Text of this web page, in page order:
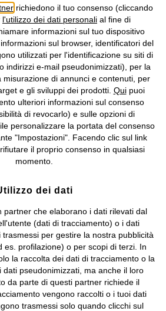
di vendita Accessibilità
e cookie Gestione dei cookie
legali Diritto di recesso
Tutti i diritti riservati.
unico, sede legale: via Adua 33 - 13855
- P.I. 01939830020, Reg. Imprese di
R.E.A. BI - 171345, N. Reg. Pile:
Reg. AEE: IT08020000002105 Capitale
Società soggetta all'attività di direzione
Beteiligungs -Verwaltungsgesellschaft
mbH.
richiedono il tuo consenso (cliccando
l'utilizzo dei dati personali al fine di
informazioni sul tuo dispositivo
sul browser, identificatori del
utilizzati per l'identificazione su siti di
indirizzi e-mail pseudonimizzati), per la
misurazione di annunci e contenuti, per
e gli sviluppi dei prodotti. Quipuoi
ulteriori informazioni sul consenso
di revocarlo) e sulle opzioni di
personalizzare la portata del consenso
"Impostazioni". Facendo clic sul link
il proprio consenso in qualsiasi
momento.
dei dati
partner che elaborano i dati rilevati dal
(dati di tracciamento) o i dati
per gestire la nostra pubblicità
es. profilazione) o per scopi di terzi. In
la raccolta dei dati di tracciamento o la
dati pseudonimizzati, ma anche il loro
da parte di questi partner richiede il
vengono raccolti o i tuoi dati
trasmessi solo quando clicchi sul